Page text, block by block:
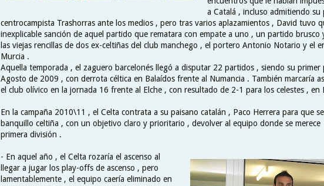
a Catalá , incluso admitiendo su
centrocampista Trashorras ante los medios , pero tras varios aplazamientos , David tuvo
inexplicable sanción de aquel partido que rematara con empate a uno , un partido brusco
las viejas rencillas de dos ex-celtiñas del club manchego , el portero Antonio Notario y el
Murcia .
Aquella temporada , el zaguero barcelonés llegó a disputar 22 partidos , siendo su
Agosto de 2009 , con derrota céltica en Balaídos frente al Numancia . También marcaría
el club olívico en la jornada 16 frente al Elche , con resultado de 2-1 para los celestes , en
En la campaña 2010\11 , el Celta contrata a su paisano catalán , Paco Herrera para que
banquillo celtiña , con un objetivo claro y prioritario , devolver al equipo donde se merece
primera división .
- En aquel año , el Celta rozaría el ascenso al
llegar a jugar los play-offs de ascenso , pero
lamentablemente , el equipo caería eliminado en